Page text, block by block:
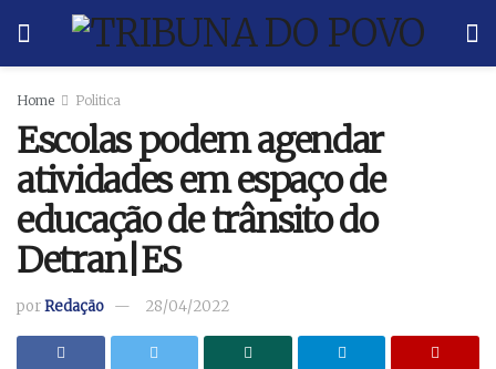
Home Politica
Escolas podem agendar
atividades em espaço de
educação de trânsito do
Detran|ES
porRedação 28/04/2022